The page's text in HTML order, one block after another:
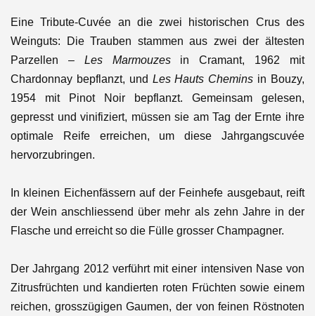
Eine Tribute-Cuvée an die zwei historischen Crus des
Weinguts: Die Trauben stammen aus zwei der ältesten
Parzellen – Les Marmouzesin Cramant, 1962 mit
Chardonnay bepflanzt, und Les Hauts Chemins in Bouzy,
1954 mit Pinot Noir bepflanzt. Gemeinsam gelesen,
gepresst und vinifiziert, müssen sie am Tag der Ernte ihre
optimale Reife erreichen, um diese Jahrgangscuvée
hervorzubringen.
In kleinen Eichenfässern auf der Feinhefe ausgebaut, reift
der Wein anschliessend über mehr als zehn Jahre in der
Flasche und erreicht so die Fülle grosser Champagner.
Der Jahrgang 2012 verführt mit einer intensiven Nase von
Zitrusfrüchten und kandierten roten Früchten sowie einem
reichen, grosszügigen Gaumen, der von feinen Röstnoten